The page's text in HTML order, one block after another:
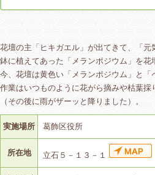
花壇の主「ヒキガエル」が出てきて、「
鉢に植えてあった「メランポジウム」を花
今、花壇は黄色い「メランポジウム」と
作業はいつものように花がら摘みや枯葉
（その後に雨がザーッと降りました）。
実施場所 葛飾区役所
所在地 立石５－１３－１